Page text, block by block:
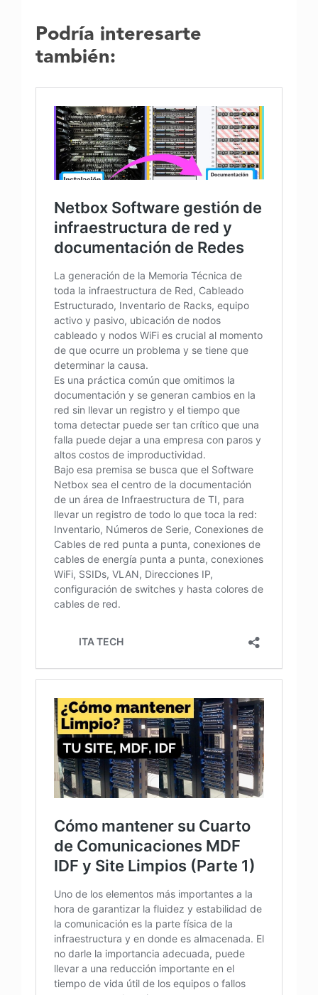
Podría interesarte
también: